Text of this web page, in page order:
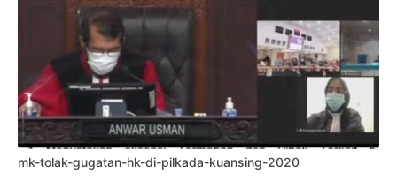
mk-tolak-gugatan-hk-di-pilkada-kuansing-2020